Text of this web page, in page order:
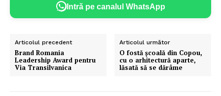
Intră pe canalul WhatsApp
Articolul precedent
Brand Romania
Leadership Award pentru
Via Transilvanica
Articolul următor
O fostă școală din Copou,
cu o arhitectură aparte,
lăsată să se dărâme